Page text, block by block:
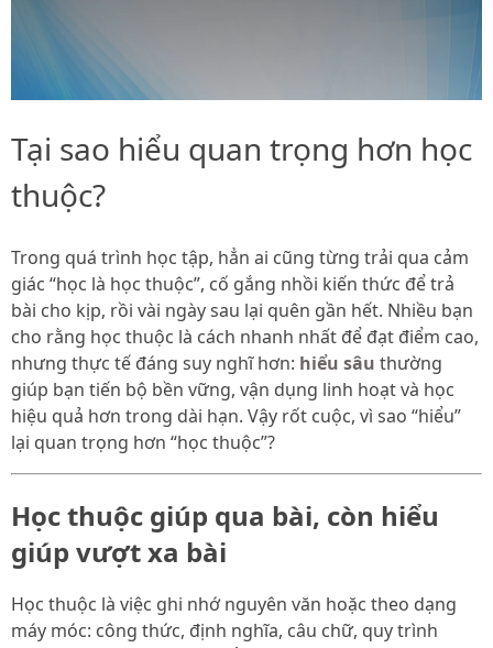
Tại sao hiểu quan trọng hơn học
thuộc?
Trong quá trình học tập, hẳn ai cũng từng trải qua cảm
giác “học là học thuộc”, cố gắng nhồi kiến thức để trả
bài cho kịp, rồi vài ngày sau lại quên gần hết. Nhiều bạn
cho rằng học thuộc là cách nhanh nhất để đạt điểm cao,
nhưng thực tế đáng suy nghĩ hơn: hiểu sâu thường
giúp bạn tiến bộ bền vững, vận dụng linh hoạt và học
hiệu quả hơn trong dài hạn. Vậy rốt cuộc, vì sao “hiểu”
lại quan trọng hơn “học thuộc”?
Học thuộc giúp qua bài, còn hiểu
giúp vượt xa bài
Học thuộc là việc ghi nhớ nguyên văn hoặc theo dạng
máy móc: công thức, định nghĩa, câu chữ, quy trình